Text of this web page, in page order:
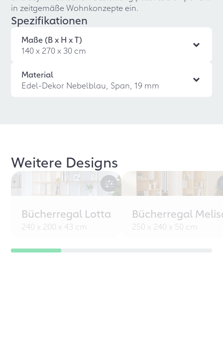
in zeitgemäße Wohnkonzepte ein.
Spezifikationen
Maße (B x H x T)
140 x 270 x 30 cm
Material
Edel-Dekor Nebelblau, Span, 19 mm
Weitere Designs
Bücherregal Lotta
240 x 200 x 43 cm
Bücherregal
250 x 240 x 50 cm